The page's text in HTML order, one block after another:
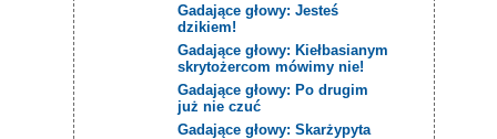
Gadające głowy: Jesteś
dzikiem!
Gadające głowy: Kiełbasianym
skrytożercom mówimy nie!
Gadające głowy: Po drugim
już nie czuć
Gadające głowy: Skarżypyta